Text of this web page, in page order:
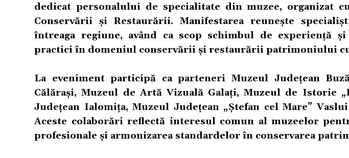
dedicat personalului de specialitate din muzee, organizat
Conservării și Restaurării. Manifestarea reunește
întreaga regiune, având ca scop schimbul de experiență
practici în domeniul conservării și restaurării patrimoniului
La eveniment participă ca parteneri Muzeul Județean
Călărași, Muzeul de Artă Vizuală Galați, Muzeul de Istorie
Județean Ialomița, Muzeul Județean „Ștefan cel Mare”
Aceste colaborări reflectă interesul comun al muzeelor
profesionale și armonizarea standardelor în conservarea